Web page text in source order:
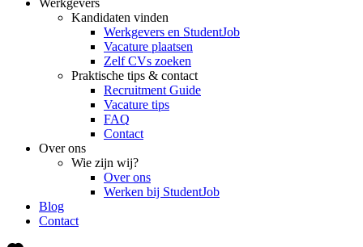
Werkgevers
Kandidaten vinden
Werkgevers en StudentJob
Vacature plaatsen
Zelf CVs zoeken
Praktische tips & contact
Recruitment Guide
Vacature tips
FAQ
Contact
Over ons
Wie zijn wij?
Over ons
Werken bij StudentJob
Blog
Contact